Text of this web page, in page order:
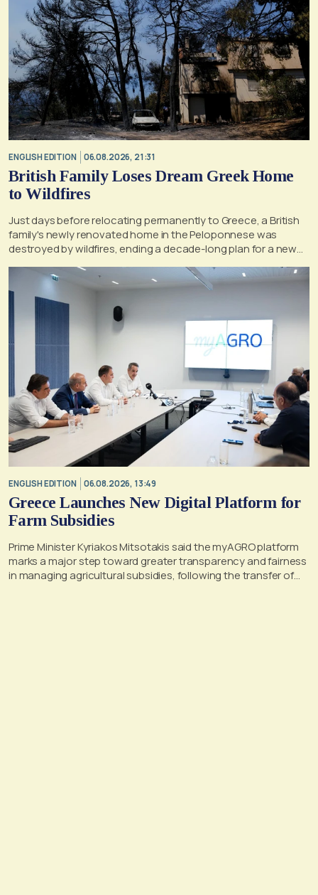
ENGLISH EDITION 06.08.2026, 21:31
British Family Loses Dream Greek Home
to Wildfires
Just days before relocating permanently to Greece, a British
family's newly renovated home in the Peloponnese was
destroyed by wildfires, ending a decade-long plan for a new
ENGLISH EDITION 06.08.2026, 13:49
Greece Launches New Digital Platform for
Farm Subsidies
Prime Minister Kyriakos Mitsotakis said the myAGRO platform
marks a major step toward greater transparency and fairness
in managing agricultural subsidies, following the transfer of